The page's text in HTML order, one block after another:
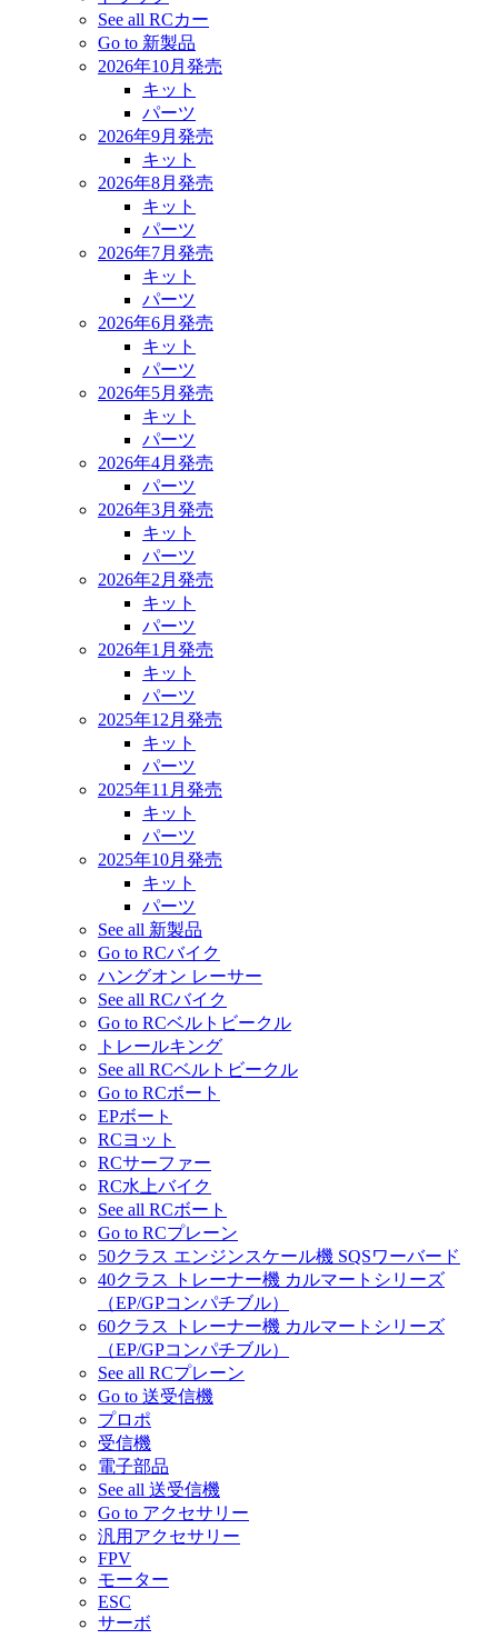
See all RCカー
Go to 新製品
2026年10月発売
キット
パーツ
2026年9月発売
キット
2026年8月発売
キット
パーツ
2026年7月発売
キット
パーツ
2026年6月発売
キット
パーツ
2026年5月発売
キット
パーツ
2026年4月発売
パーツ
2026年3月発売
キット
パーツ
2026年2月発売
キット
パーツ
2026年1月発売
キット
パーツ
2025年12月発売
キット
パーツ
2025年11月発売
キット
パーツ
2025年10月発売
キット
パーツ
See all 新製品
Go to RCバイク
ハングオン レーサー
See all RCバイク
Go to RCベルトビークル
トレールキング
See all RCベルトビークル
Go to RCボート
EPボート
RCヨット
RCサーファー
RC水上バイク
See all RCボート
Go to RCプレーン
50クラス エンジンスケール機 SQSワーバード
40クラス トレーナー機 カルマートシリーズ
（EP/GPコンパチブル）
60クラス トレーナー機 カルマートシリーズ
（EP/GPコンパチブル）
See all RCプレーン
Go to 送受信機
プロポ
受信機
電子部品
See all 送受信機
Go to アクセサリー
汎用アクセサリー
FPV
モーター
ESC
サーボ